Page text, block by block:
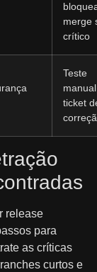
merge
crítico
Teste
ticket
release
para
as críticas
curtos e